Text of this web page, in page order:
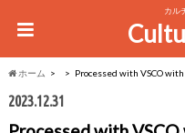
カル
ホーム Processed with VSCO
2023.12.31